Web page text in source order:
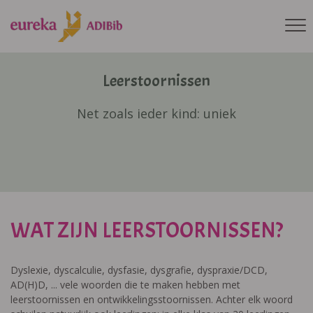
Leerstoornissen
Net zoals ieder kind: uniek
WAT ZIJN LEERSTOORNISSEN?
Dyslexie, dyscalculie, dysfasie, dysgrafie, dyspraxie/DCD,
AD(H)D, ... vele woorden die te maken hebben met
leerstoornissen en ontwikkelingsstoornissen. Achter elk woord